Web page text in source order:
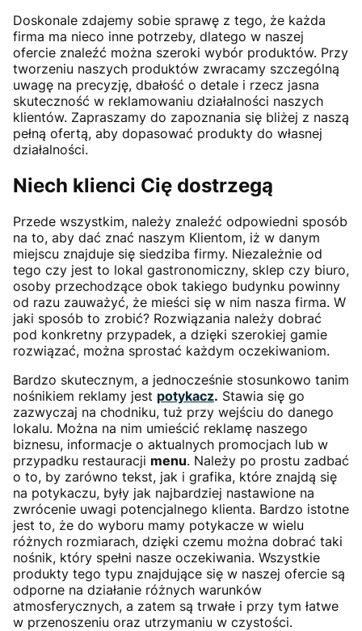
Doskonale zdajemy sobie sprawę z tego, że każda
firma ma nieco inne potrzeby, dlatego w naszej
ofercie znaleźć można szeroki wybór produktów. Przy
tworzeniu naszych produktów zwracamy szczególną
uwagę na precyzję, dbałość o detale i rzecz jasna
skuteczność w reklamowaniu działalności naszych
klientów. Zapraszamy do zapoznania się bliżej z naszą
pełną ofertą, aby dopasować produkty do własnej
działalności.
Niech klienci Cię dostrzegą
Przede wszystkim, należy znaleźć odpowiedni sposób
na to, aby dać znać naszym Klientom, iż w danym
miejscu znajduje się siedziba firmy. Niezależnie od
tego czy jest to lokal gastronomiczny, sklep czy biuro,
osoby przechodzące obok takiego budynku powinny
od razu zauważyć, że mieści się w nim nasza firma. W
jaki sposób to zrobić? Rozwiązania należy dobrać
pod konkretny przypadek, a dzięki szerokiej gamie
rozwiązać, można sprostać każdym oczekiwaniom.
Bardzo skutecznym, a jednocześnie stosunkowo tanim
nośnikiem reklamy jest potykacz. Stawia się go
zazwyczaj na chodniku, tuż przy wejściu do danego
lokalu. Można na nim umieścić reklamę naszego
biznesu, informacje o aktualnych promocjach lub w
przypadku restauracji menu. Należy po prostu zadbać
o to, by zarówno tekst, jak i grafika, które znajdą się
na potykaczu, były jak najbardziej nastawione na
zwrócenie uwagi potencjalnego klienta. Bardzo istotne
jest to, że do wyboru mamy potykacze w wielu
różnych rozmiarach, dzięki czemu można dobrać taki
nośnik, który spełni nasze oczekiwania. Wszystkie
produkty tego typu znajdujące się w naszej ofercie są
odporne na działanie różnych warunków
atmosferycznych, a zatem są trwałe i przy tym łatwe
w przenoszeniu oraz utrzymaniu w czystości.